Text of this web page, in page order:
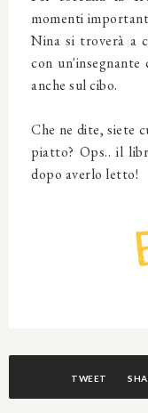
momenti
Nina si troverà a
con un'insegnante
anche sul cibo.
Che ne dite, siete
piatto? Ops.. il
dopo averlo letto!
TWEET